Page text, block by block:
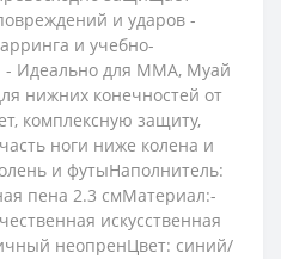
и ударов -
и учебно-
- Идеально для ММА, Муай
нижних конечностей от
комплексную защиту,
ноги ниже колена и
и футыНаполнитель:
пена 2.3 смМатериал:-
искусственная
неопренЦвет: синий/